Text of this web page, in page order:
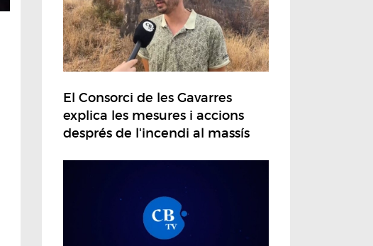
El Consorci de les Gavarres
explica les mesures i accions
després de l'incendi al massís